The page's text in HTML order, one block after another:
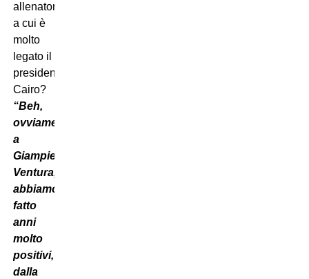
allenatore
a cui è
molto
legato il
presidente
Cairo?
“Beh,
ovviamente
a
Giampiero
Ventura,
abbiamo
fatto
anni
molto
positivi,
dalla